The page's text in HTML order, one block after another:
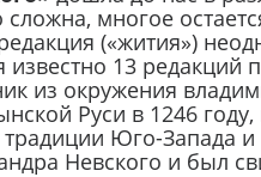
сложна, многое
(«жития»)
13 редакций
из окружения
Руси в 1246 году,
Юго-Запада и
Невского и был